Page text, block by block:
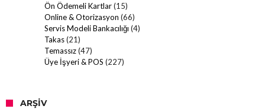
Ön Ödemeli Kartlar(15)
Online & Otorizasyon (66)
Servis Modeli Bankacılığı (4)
Takas(21)
Temassız(47)
Üye İşyeri & POS (227)
ARŞIV